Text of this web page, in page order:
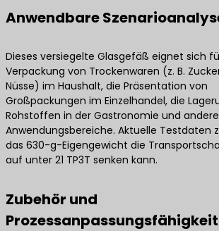
Anwendbare
Dieses versiegelte Glasgefäß eignet sich
Verpackung von Trockenwaren (z. B.
Nüsse) im Haushalt, die Präsentation von
Großpackungen im Einzelhandel, die
Rohstoffen in der Gastronomie und andere
Anwendungsbereiche. Aktuelle Testdaten
das 630-g-Eigengewicht die
auf unter 21 TP3T senken kann.
Zubehör und
Prozessanpassungsfähigkeit